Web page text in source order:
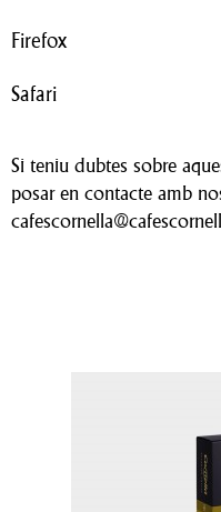
Firefox
Safari
Si teniu dubtes sobre
posar en contacte amb